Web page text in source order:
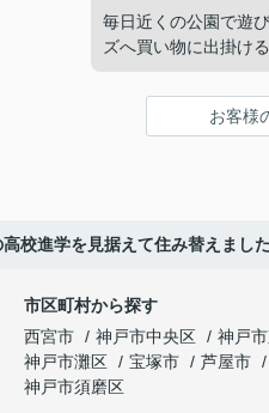
販売活動では、西宮
ガーデンズ、医療機
した。
趣味を楽しむ時間が
これからの暮らしを
と家族で話し合うよ
インフィニティエス
投資家向けの販売方
「立地も良く、長期
と話され、このビル
になりました。
毎日近くの公園で遊
ズへ買い物に出掛け
年月が経ち、子ども
「レ・ジェイド西宮
購入とのタイミング
明してくださいました
お客様
校進学を見据えて住み替えまし
市区町村から探す
西宮市
神戸市中央区 神戸
神戸市灘区
宝塚市 芦屋市
神戸市須磨区